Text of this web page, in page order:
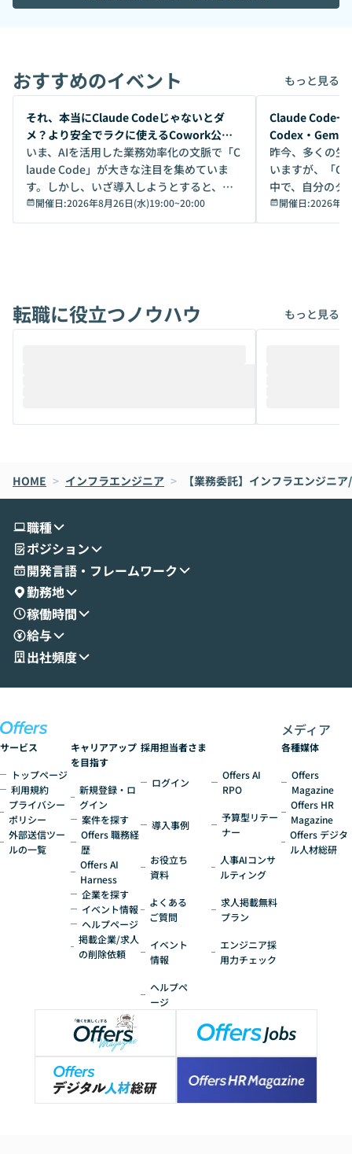
おすすめのイベント もっと見る
開催前
それ、本当にClaude Codeじゃないとダ
メ？より安全でラクに使えるCowork公開
デモ
いま、AIを活用した業務効率化の文脈で「C
laude Code」が大きな注目を集めていま
す。しかし、いざ導入しようとすると、セ
キュリティ面の懸念や権限管理のハードル
から、気軽に使えないケースも多いのでは
けでなく、想像以上の範囲まで自動化でき
ることは、まだあまり知られていません。
メルカリでの判断基準をもとに「なぜClau
oworkの基本的な機能をご紹介いただきま
す。 続く公開デモでは、実際にCoworkを
せいただきます。数分でワークフローが完
成する手軽さや、Gmail等の外部サービス
とセキュアに連携できるポイントなど、実
演を通じて具体的なイメージをお届けしま
す。 後半のディスカッションでは、セキュ
リティの考え方や社内導入の進め方など、
現場目線でさらに深掘りしていきます。
「自分の業務をAIで自動化してみたいけ
いう方にこそ参加いただきたいイベントで
開催日:2026年8月26日(水)19:00~20:00
開催前
Claude Code一
Codex・
昨今、多くの生
いますが、「
中で、自分のタ
いいのか」を自
か？ 「なんとなく誰かが良いと言っていた
は、評判では
ているAIを選ぶこ
それぞれの本当
は、LLMのフル
ント構築の最前
開催日:2026年8
転職に役立つノウハウ もっと見る
HOME > インフラエンジニア > 【業務委託】インフラエンジニ
職種
ポジション
開発言語・フレームワーク
勤務地
稼働時間
給与
出社頻度
サービス
トップページ
利用規約
プライバシー
ポリシー
外部送信ツー
ルの一覧
キャリアアップ
を目指す
新規登録・ロ
グイン
案件を探す
Offers 職務経
歴
Offers AI
Harness
企業を探す
イベント情報
ヘルプページ
掲載企業/求人
の削除依頼
採用担当者さま
ログイン
導入事例
お役立ち
資料
よくある
ご質問
イベント
情報
ヘルプペ
ージ
Offers AI
RPO
予算型リテー
ナー
人事AIコンサ
ルティング
求人掲載無料
プラン
エンジニア採
用力チェック
メディア
各種媒体
Offers
Magazine
Offers HR
Magazine
Offers デジタ
ル人材総研